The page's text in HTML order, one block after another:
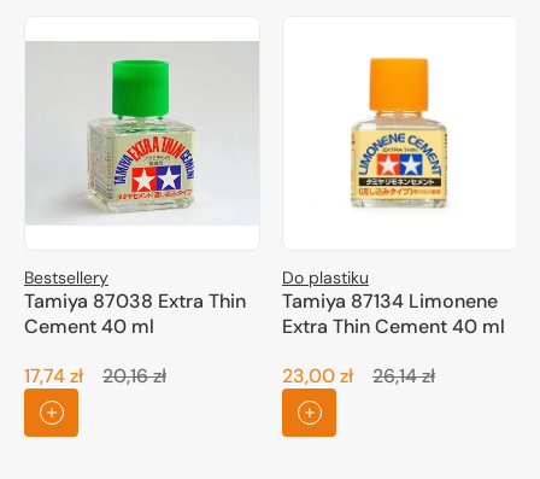
Bestsellery
Tamiya 87038 Extra Thin
Cement 40 ml
Cena
promocyjna
17,74 zł
Cena
20,16 zł
Do plastiku
Tamiya 87134 Limonene
Extra Thin Cement 40 ml
Cena
promocyjna
23,00 zł
Cena
26,14 zł